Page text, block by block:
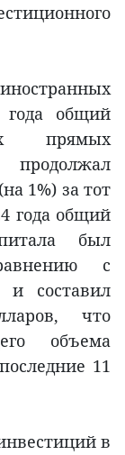
общий
прямых
1%) за тот
года общий
был
с
и составил
что
объема
11
в